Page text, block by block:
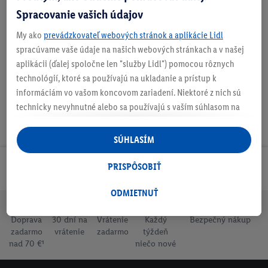
O produkte
Odoberaj Newsletter!
Doprava
zadarmo
nad 70 €¹
30 dní na
vrátenie
Vrátenie
zadarmo
Každý
týždeň
niečo nové
Bezpečný nákup
Spracovanie vašich údajov
My ako prevádzkovateľ webových stránok a aplikácie Lidl
spracúvame vaše údaje na našich webových stránkach a v našej
aplikácii (ďalej spoločne len "služby Lidl") pomocou rôznych
technológií, ktoré sa používajú na ukladanie a prístup k
informáciám vo vašom koncovom zariadení. Niektoré z nich sú
technicky nevyhnutné alebo sa používajú s vaším súhlasom na
personalizovanú reklamu v rámci služieb Lidl aj mimo nich. Ak
ste účastníkom programu Lidl Plus, na tieto účely sa spracúvajú
aj údaje z vášho nákupného správania v obchode.
následne si vytvoríte účet Lidl Plus alebo sa prihlásite do svojho
tiež vytvoriť špeciálny online identifikátor z e-mailovej adresy,
ktorú tam uvediete, aby sme vás mohli rozpoznať v službách
prevádzkovaných tretími stranami a zobrazovať vám
ODMIETNUŤ
PRISPÔSOBIŤ
SÚHLASÍM